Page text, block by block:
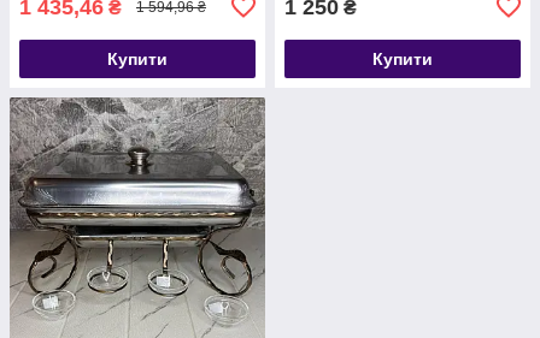
1 435,46 ₴ 1 594,96 ₴
Купити
1 250 ₴
Купити